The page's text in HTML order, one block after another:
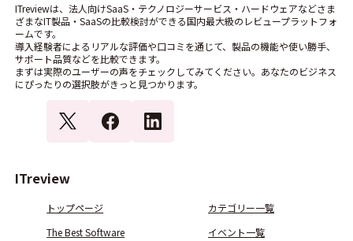
ITreviewは、法人向けSaaS・テクノロジーサービス・ハードウェアなどさま
ざまなIT製品・SaaSの比較検討ができる国内最大級のレビュープラットフォ
ームです。
導入経験者によるリアルな評価や口コミを通じて、製品の機能や使い勝手、
サポート品質などを比較できます。
まずは実際のユーザーの声をチェックしてみてください。あなたのビジネス
にぴったりの選択肢がきっと見つかります。
ITreview
トップページ
カテゴリー一覧
The Best Software
イベント一覧